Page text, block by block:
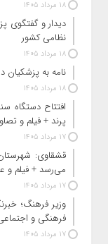
18 مرداد 1405
دیدار و گفتگوی
نظامی کشور
18 مرداد 1405
نامه به پزشکیان
18 مرداد 1405
افتتاح دستگاه
پرند + فیلم و
17 مرداد 1405
قشقاوی:
می‌رسد + فیلم
17 مرداد 1405
وزیر فرهنگ؛
فرهنگی و
17 مرداد 1405